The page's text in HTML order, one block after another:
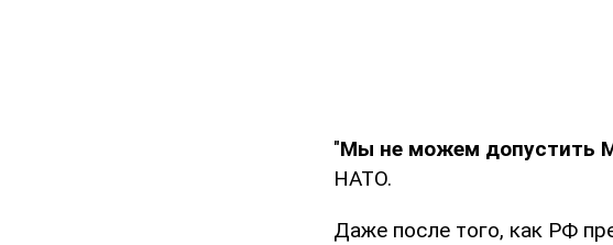
"Мы не можем допустить
НАТО.
Даже после того, как РФ